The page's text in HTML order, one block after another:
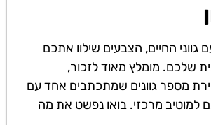
גווני החיים, הצבעים שילוו אתכם
שלכם. מומלץ מאוד לזכור,
מספר גוונים שמתכתבים אחד עם
למוטיב מרכזי. בואו נפשט את מה